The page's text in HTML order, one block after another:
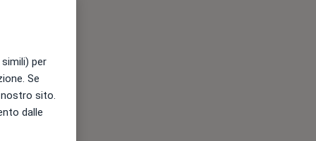
11 Ago
per
Se
sito.
dalle